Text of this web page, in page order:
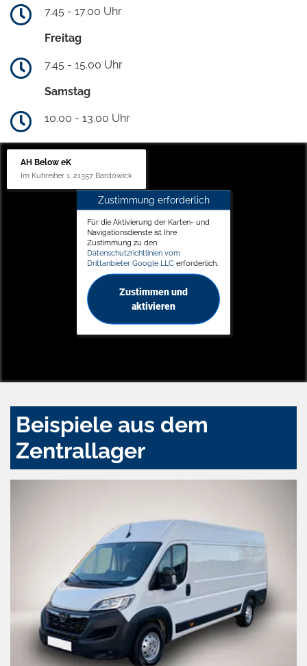
7.45 - 17.00 Uhr
Freitag
7.45 - 15.00 Uhr
Samstag
10.00 - 13.00 Uhr
AH Below eK
Im Kuhreiher 1, 21357 Bardowick
Zustimmung erforderlich
Für die Aktivierung der Karten- und
Navigationsdienste ist Ihre
Zustimmung zu den
Datenschutzrichtlinien vom
Drittanbieter Google LLC erforderlich.
Zustimmen und
aktivieren
Beispiele aus dem
Zentrallager